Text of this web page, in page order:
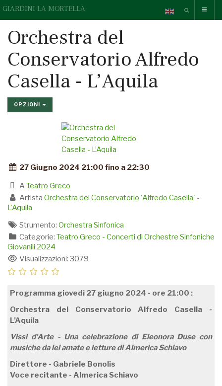
GIARDINI LA MORTELLA
Orchestra del
Conservatorio Alfredo
Casella - L’Aquila
OPZIONI
27 Giugno 2024 21:00 fino a 22:30
A Teatro Greco
Artista Orchestra del Conservatorio 'Alfredo Casella' -
L'Aquila
Strumento: Orchestra Sinfonica
Categorie: Teatro Greco - Concerti di Orchestre Sinfoniche
Giovanili 2024
Visualizzazioni: 3079
Programma giovedì 27 giugno 2024 - ore 21:00 :
Orchestra del Conservatorio Alfredo Casella -
L’Aquila
Vissi d'Arte - Una celebrazione di Eleonora Duse con
musiche da lei amate e letture di Almerica Schiavo
Direttore - Gabriele Bonolis
Voce recitante - Almerica Schiavo